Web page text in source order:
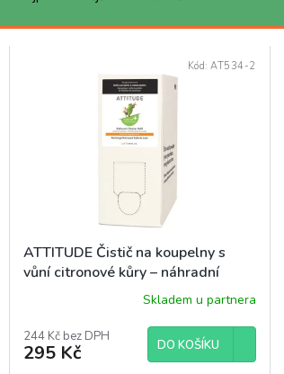
ATTITUDE Čistič na koupelny s
vůní citronové kůry – náhradní
Skladem u partnera
244 Kč bez DPH
295 Kč DO KOŠÍKU
Kód:AT534-2